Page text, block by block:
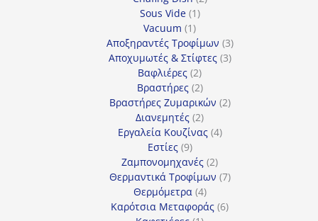
Sous Vide 11
Vacuum 11
προϊόν
Αποξηραντές Τροφίμων 33
προϊόντα
Αποχυμωτές & Στίφτες 33
Βαφλιέρες 22
προϊόντα
Βραστήρες 22
προϊόντα
Βραστήρες Ζυμαρικών 22
Διανεμητές 22
προϊόντα
Εργαλεία Κουζίνας 44
Εστίες 99
προϊόντα
Ζαμπονομηχανές 22
προϊόντα
Θερμαντικά Τροφίμων 77
Θερμόμετρα 44
προϊόντα
Καρότσια Μεταφοράς 66